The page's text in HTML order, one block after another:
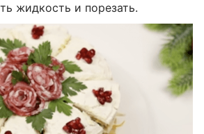
жидкость и порезать.